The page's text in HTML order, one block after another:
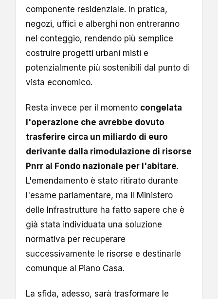
componente residenziale. In pratica,
negozi, uffici e alberghi non entreranno
nel conteggio, rendendo più semplice
costruire progetti urbani misti e
potenzialmente più sostenibili dal punto di
vista economico.
Resta invece per il momento congelata
l'operazione che avrebbe dovuto
trasferire circa un miliardo di euro
derivante dalla rimodulazione di risorse
Pnrr al Fondo nazionale per l'abitare.
L'emendamento è stato ritirato durante
l'esame parlamentare, ma il Ministero
delle Infrastrutture ha fatto sapere che è
già stata individuata una soluzione
normativa per recuperare
successivamente le risorse e destinarle
comunque al Piano Casa.
La sfida, adesso, sarà trasformare le